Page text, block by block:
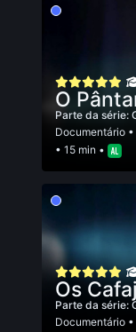
O
Parte da série:
Documentário
• 15 min •
Os
Parte da série:
Documentário